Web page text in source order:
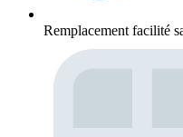
Remplacement facilité